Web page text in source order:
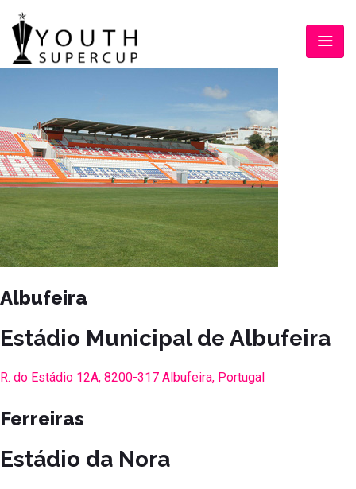
Albufeira
Estádio Municipal de Albufeira
R. do Estádio 12A, 8200-317 Albufeira, Portugal
Ferreiras
Estádio da Nora